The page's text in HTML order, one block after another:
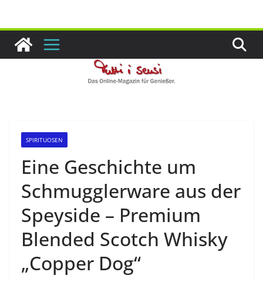
springen
SPIRITUOSEN
Eine Geschichte um
Schmugglerware aus der
Speyside – Premium
Blended Scotch Whisky
„Copper Dog“